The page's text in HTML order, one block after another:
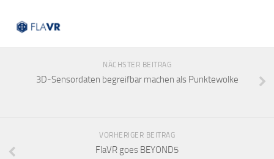
NÄCHSTER BEITRAG
3D-Sensordaten begreifbar machen als Punktewolke
VORHERIGER BEITRAG
FlaVR goes BEYOND5